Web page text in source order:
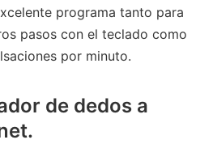
programa tanto para
pasos con el teclado como
por minuto.
de dedos a